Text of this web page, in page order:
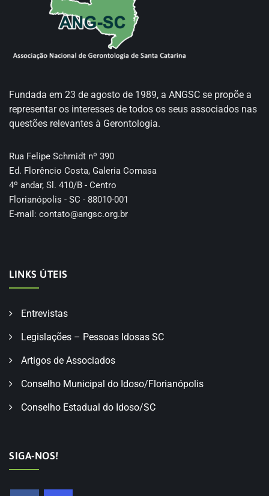
Fundada em 23 de agosto de 1989, a ANGSC se propõe a
representar os interesses de todos os seus associados nas
questões relevantes à Gerontologia.
Rua Felipe Schmidt nº 390
Ed. Florêncio Costa, Galeria Comasa
4º andar, Sl. 410/B - Centro
Florianópolis - SC - 88010-001
E-mail: contato@angsc.org.br
LINKS ÚTEIS
Entrevistas
Legislações – Pessoas Idosas SC
Artigos de Associados
Conselho Municipal do Idoso/Florianópolis
Conselho Estadual do Idoso/SC
SIGA-NOS!